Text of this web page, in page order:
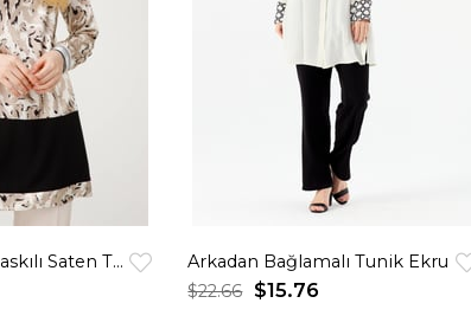
Yaprak Desen Baskılı Saten Tunik Bej Arkadan Bağlamalı Tunik Ekru
$15.76
$22.66